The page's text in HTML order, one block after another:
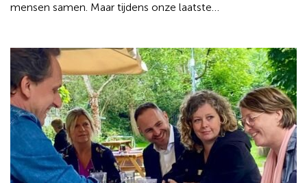
mensen samen. Maar tijdens onze laatste…